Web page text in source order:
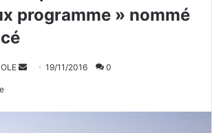
programme » nommé
19/11/2016 0